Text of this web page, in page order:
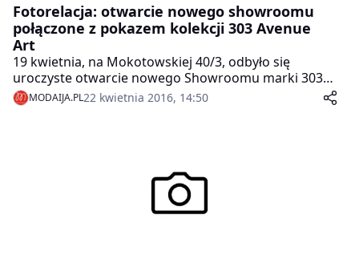
Fotorelacja: otwarcie nowego showroomu
połączone z pokazem kolekcji 303 Avenue
Art
19 kwietnia, na Mokotowskiej 40/3, odbyło się
uroczyste otwarcie nowego Showroomu marki 303
Avenue, połączone z pokazem kolekcji – najnowszej
linii odzieży 303 Avenue ART.
MODAIJA.PL22 kwietnia 2016, 14:50